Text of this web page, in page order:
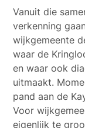
Vanuit die
verkenning
wijkgemeente
waar de
en waar ook
uitmaakt.
pand aan de
Voor
eigenlijk te